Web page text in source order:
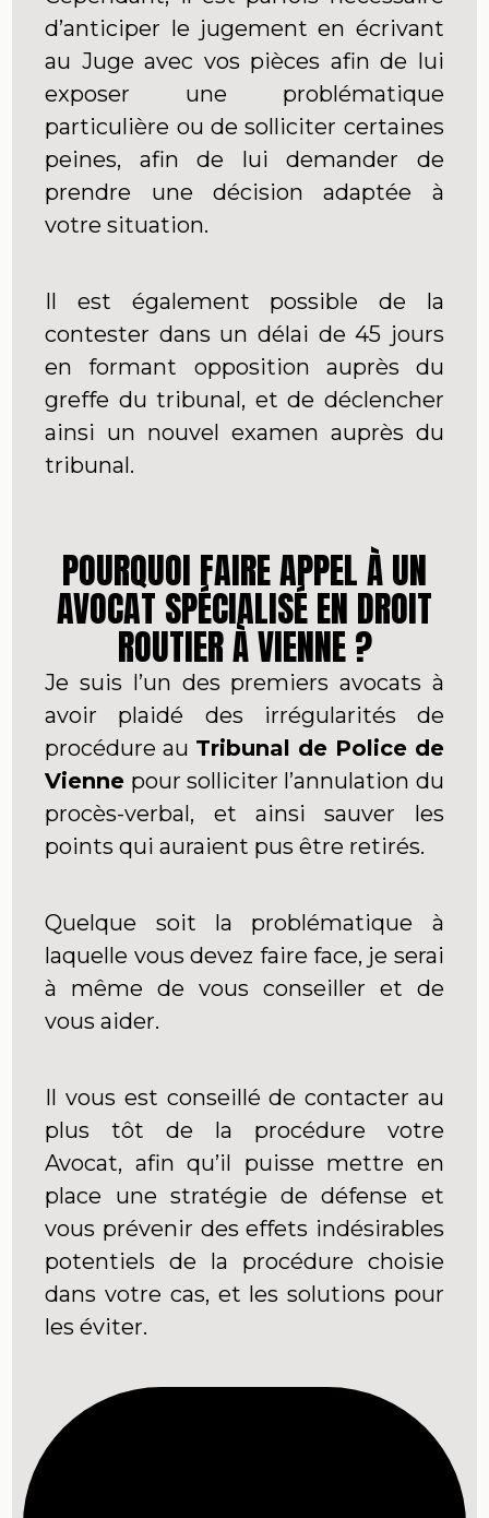
d’anticiper le jugement en écrivant
au Juge avec vos pièces afin de lui
exposer une problématique
particulière ou de solliciter certaines
peines, afin de lui demander de
prendre une décision adaptée à
votre situation.
Il est également possible de la
contester dans un délai de 45 jours
en formant opposition auprès du
greffe du tribunal, et de déclencher
ainsi un nouvel examen auprès du
tribunal.
POURQUOI FAIRE APPEL À UN
AVOCAT SPÉCIALISÉ EN DROIT
ROUTIER À VIENNE ?
Je suis l’un des premiers avocats à
avoir plaidé des irrégularités de
procédure au Tribunal de Police de
Vienne pour solliciter l’annulation du
procès-verbal, et ainsi sauver les
points qui auraient pus être retirés.
Quelque soit la problématique à
laquelle vous devez faire face, je serai
à même de vous conseiller et de
vous aider.
Il vous est conseillé de contacter au
plus tôt de la procédure votre
Avocat, afin qu’il puisse mettre en
place une stratégie de défense et
vous prévenir des effets indésirables
potentiels de la procédure choisie
dans votre cas, et les solutions pour
les éviter.